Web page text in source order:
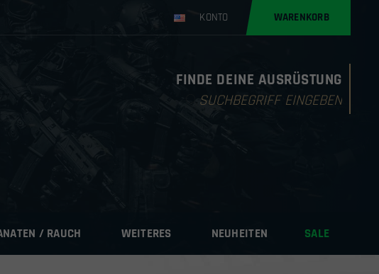
KONTO WARENKORB
FINDE DEINE AUSRÜSTUNG
Products
/ RAUCH WEITERES NEUHEITEN SALE